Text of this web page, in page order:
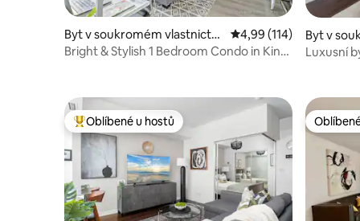
Byt v soukromém vlastnictví
ve městě Toronto
Průměrné hodnocení
4,99 (114)
Bright & Stylish 1 Bedroom Condo in King
Byt v
ve
Luxusní
Nejlepší v kategorii Oblíbené u hostů
Oblíbené u hostů